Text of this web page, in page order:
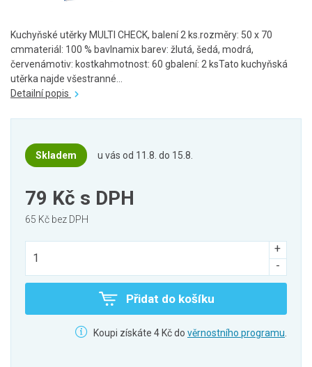
Kuchyňské utěrky MULTI CHECK, balení 2 ks.rozměry: 50 x 70
cmmateriál: 100 % bavlnamix barev: žlutá, šedá, modrá,
červenámotiv: kostkahmotnost: 60 gbalení: 2 ksTato kuchyňská
utěrka najde všestranné...
Detailní popis
Skladem u vás od 11.8. do 15.8.
79 Kč s DPH
65 Kč bez DPH
Přidat do košíku
Koupi získáte 4 Kč do věrnostního programu.